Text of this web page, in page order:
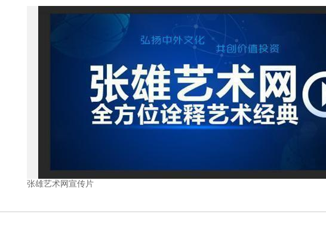
张雄艺术网宣传片